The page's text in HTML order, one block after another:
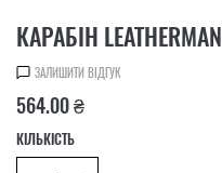
КАРАБІН LEATHERMAN
ЗАЛИШИТИ ВІДГУК
564.00 ₴
КІЛЬКІСТЬ